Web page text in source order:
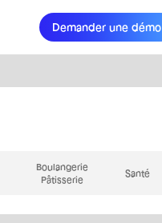
Demander une démo
Boulangerie
Pâtisserie
Santé